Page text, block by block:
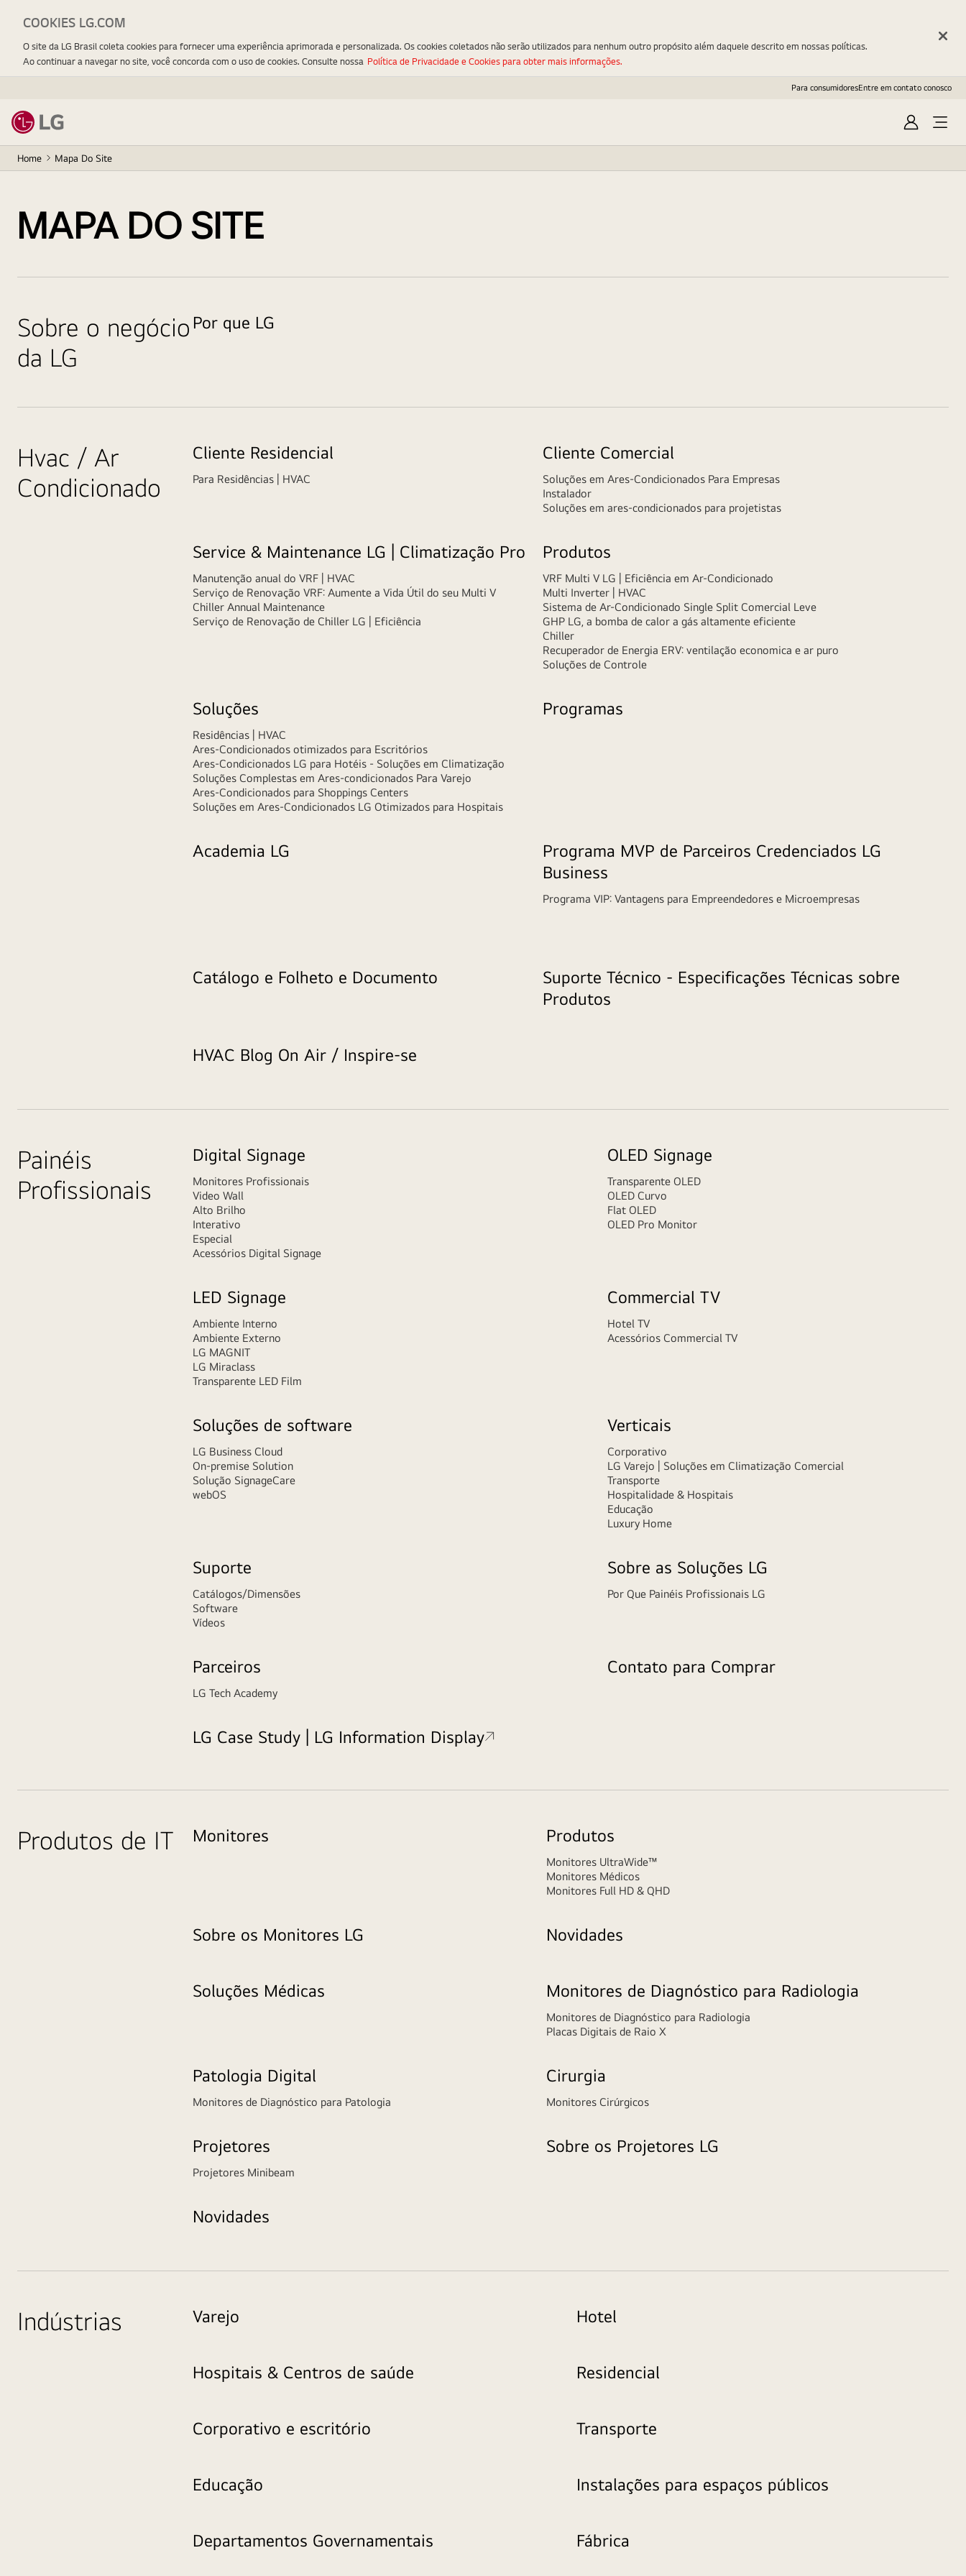
Para consumidoresEntre em contato conosco
EntrarOpen
Menu
Home Mapa Do Site
MAPA DO SITE
Sobre o negócio
da LG
Por que LG
Hvac / Ar
Condicionado
Cliente Residencial
Para Residências | HVAC
Cliente Comercial
Soluções em Ares-Condicionados Para Empresas
Instalador
Soluções em ares-condicionados para projetistas
Service & Maintenance LG | Climatização Pro
Manutenção anual do VRF | HVAC
Serviço de Renovação VRF: Aumente a Vida Útil do seu Multi V
Chiller Annual Maintenance
Serviço de Renovação de Chiller LG | Eficiência
Produtos
VRF Multi V LG | Eficiência em Ar-Condicionado
Multi Inverter | HVAC
Sistema de Ar-Condicionado Single Split Comercial Leve
GHP LG, a bomba de calor a gás altamente eficiente
Chiller
Recuperador de Energia ERV: ventilação economica e ar puro
Soluções de Controle
Soluções
Residências | HVAC
Ares-Condicionados otimizados para Escritórios
Ares-Condicionados LG para Hotéis - Soluções em Climatização
Soluções Complestas em Ares-condicionados Para Varejo
Ares-Condicionados para Shoppings Centers
Soluções em Ares-Condicionados LG Otimizados para Hospitais
Programas
Academia LG
Programa MVP de Parceiros Credenciados LG
Business
Programa VIP: Vantagens para Empreendedores e Microempresas
Catálogo e Folheto e Documento
Suporte Técnico - Especificações Técnicas sobre
Produtos
HVAC Blog On Air / Inspire-se
Painéis
Profissionais
Digital Signage
Monitores Profissionais
Video Wall
Alto Brilho
Interativo
Especial
Acessórios Digital Signage
OLED Signage
Transparente OLED
OLED Curvo
Flat OLED
OLED Pro Monitor
LED Signage
Ambiente Interno
Ambiente Externo
LG MAGNIT
LG Miraclass
Transparente LED Film
Commercial TV
Hotel TV
Acessórios Commercial TV
Soluções de software
LG Business Cloud
On-premise Solution
Solução SignageCare
webOS
Verticais
Corporativo
LG Varejo | Soluções em Climatização Comercial
Transporte
Hospitalidade & Hospitais
Educação
Luxury Home
Suporte
Catálogos/Dimensões
Software
Vídeos
Sobre as Soluções LG
Por Que Painéis Profissionais LG
Parceiros
LG Tech Academy
Contato para Comprar
LG Case Study | LG Information Display
Produtos de IT Monitores Produtos
Monitores UltraWide™
Monitores Médicos
Monitores Full HD & QHD
Sobre os Monitores LG Novidades
Soluções Médicas Monitores de Diagnóstico para Radiologia
Monitores de Diagnóstico para Radiologia
Placas Digitais de Raio X
Patologia Digital
Monitores de Diagnóstico para Patologia
Cirurgia
Monitores Cirúrgicos
Projetores
Projetores Minibeam
Sobre os Projetores LG
Novidades
Indústrias Varejo Hotel
Hospitais & Centros de saúde Residencial
Corporativo e escritório Transporte
Educação Instalações para espaços públicos
Departamentos Governamentais Fábrica
COOKIES LG.COM
O site da LG Brasil coleta cookies para fornecer uma experiência aprimorada e personalizada. Os cookies coletados não serão utilizados para nenhum outro propósito além daquele descrito em nossas políticas.
Ao continuar a navegar no site, você concorda com o uso de cookies. Consulte nossa Política de Privacidade e Cookies para obter mais informações.